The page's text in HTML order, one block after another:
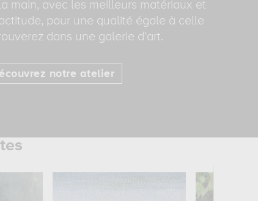
main, avec les meilleurs matériaux et
pour une qualité égale à celle
dans une galerie d'art.
notre atelier